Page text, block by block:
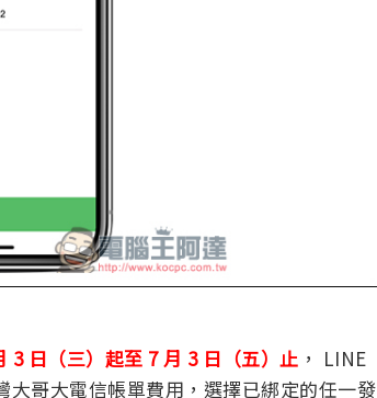
3 日（三）起至 7 月 3 日（五）止 ， LINE
哥大電信帳單費用，選擇已綁定的任一發